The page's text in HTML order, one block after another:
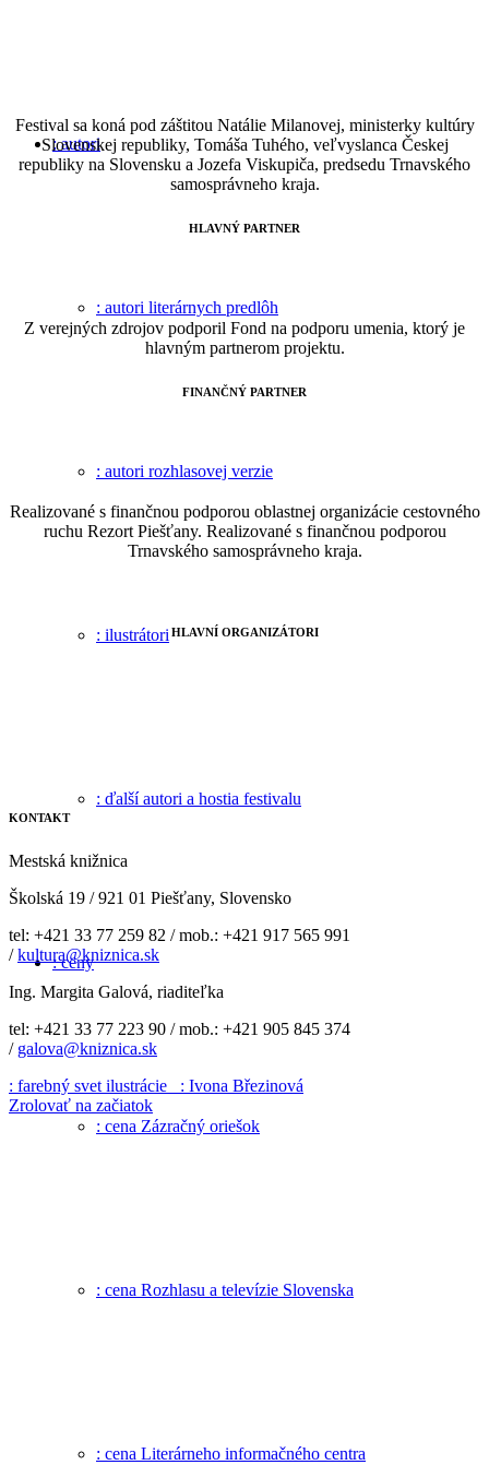
: autori
: autori literárnych predlôh
: autori rozhlasovej verzie
: ilustrátori
: ďalší autori a hostia festivalu
: ceny
: cena Zázračný oriešok
: cena Rozhlasu a televízie Slovenska
: cena Literárneho informačného centra
Festival sa koná pod záštitou Natálie Milanovej, ministerky kultúry
Slovenskej republiky, Tomáša Tuhého, veľvyslanca Českej
republiky na Slovensku a Jozefa Viskupiča, predsedu Trnavského
samosprávneho kraja.
HLAVNÝ PARTNER
Z verejných zdrojov podporil Fond na podporu umenia, ktorý je
hlavným partnerom projektu.
FINANČNÝ PARTNER
Realizované s finančnou podporou oblastnej organizácie cestovného
ruchu Rezort Piešťany. Realizované s finančnou podporou
Trnavského samosprávneho kraja.
HLAVNÍ ORGANIZÁTORI
KONTAKT
Mestská knižnica
Školská 19 / 921 01 Piešťany, Slovensko
tel: +421 33 77 259 82 / mob.: +421 917 565 991
/kultura@kniznica.sk
Ing. Margita Galová, riaditeľka
tel: +421 33 77 223 90 / mob.: +421 905 845 374
/ galova@kniznica.sk
: farebný svet ilustrácie
: Ivona Březinová
Zrolovať na začiatok